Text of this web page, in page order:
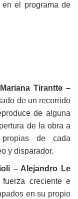
el programa de
Tirantte –
de un recorrido
de alguna
de la obra a
de cada
y disparador.
– Alejandro Le
creciente e
en su propio